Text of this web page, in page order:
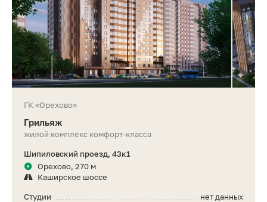
ГК «Орехово»
Грильяж
жилой комплекс комфорт-класса
Шипиловский проезд, 43к1
Орехово, 270 м
Каширское шоссе
нет данных
Студии